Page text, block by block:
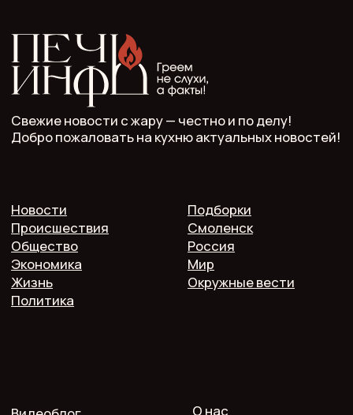
ООО "Мелодия". Публикация материалов сайта
разрешена с письменного разрешения редакции
СМИ Печь.Инфо зарегистрировано
Главный редактор: Кулькова А.С.
Телефон: 7 952 536 3336
Почта: redaktor.pech.info@yandex.ru
214000 Смоленская область, г. Смоленск, проспект
Гагарина 10/2, оф. 507
16+. Мнение редакции может не совпадать
с мнением авторов.